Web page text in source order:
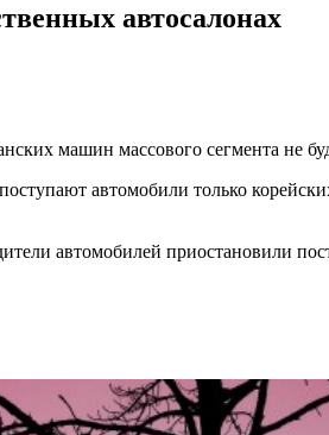
автосалонах
машин массового сегмента не
автомобили только
автомобилей приостановили